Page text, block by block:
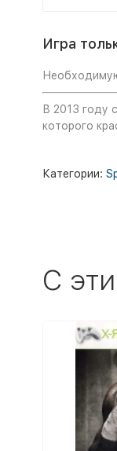
Игра
В 2013 году
которого
Категории:
C